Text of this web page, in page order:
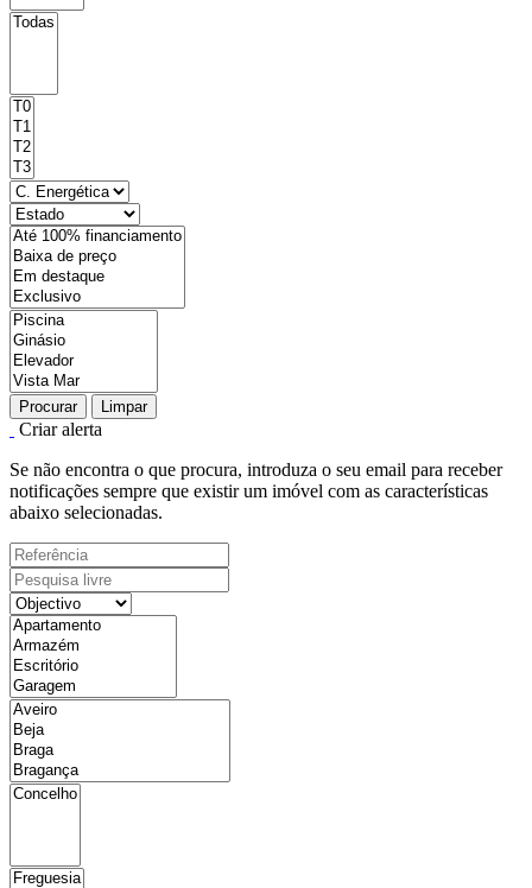
Procurar Limpar
Criar alerta
Se não encontra o que procura, introduza o seu email para receber
notificações sempre que existir um imóvel com as características
abaixo selecionadas.